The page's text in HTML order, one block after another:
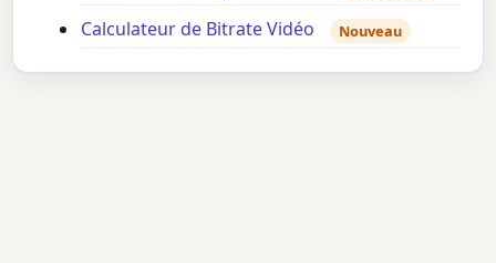
Calculateur de Bitrate Vidéo Nouveau